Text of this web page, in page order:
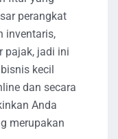
perangkat
inventaris,
pajak, jadi ini
kecil
dan secara
Anda
merupakan